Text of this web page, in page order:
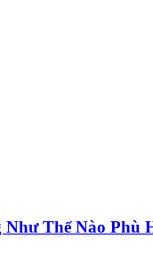
Thế Nào Phù